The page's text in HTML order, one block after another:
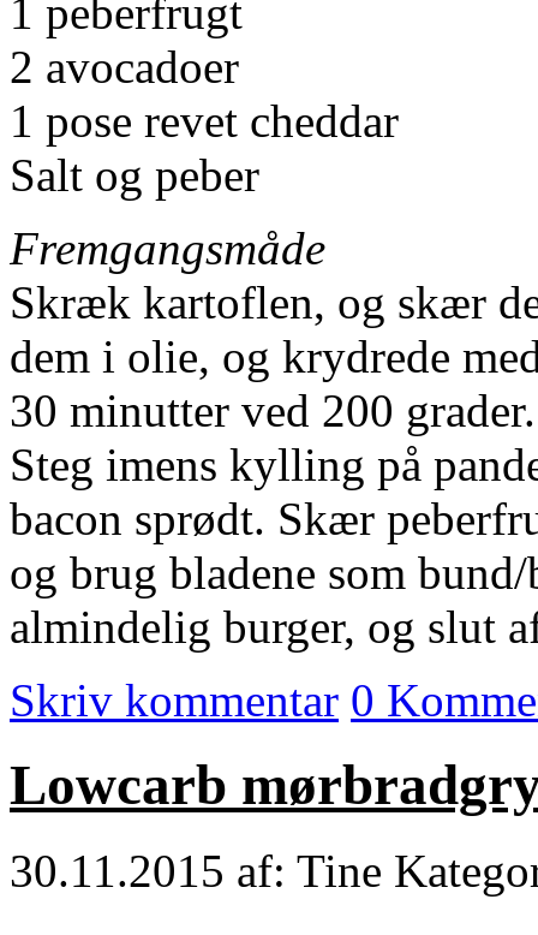
1 peberfrugt
2 avocadoer
1 pose revet cheddar
Salt og peber
Fremgangsmåde
Skræk kartoflen, og skær
dem i olie, og krydrede
30 minutter ved 200 grader.
Steg imens kylling på
bacon sprødt. Skær
og brug bladene som
almindelig burger, og slut
Skriv kommentar 0
Lowcarb
30.11.2015 af: Tine